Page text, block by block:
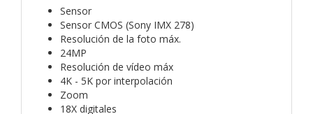
Sensor
Sensor CMOS (Sony IMX 278)
Resolución de la foto máx.
24MP
Resolución de vídeo máx
4K - 5K por interpolación
Zoom
18X digitales